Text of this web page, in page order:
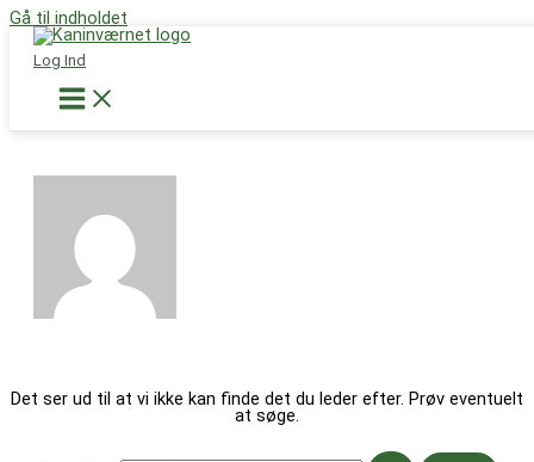
Gå til indholdet
Log Ind
Støt nu
Det ser ud til at vi ikke kan finde det du leder efter. Prøv eventuelt
at søge.